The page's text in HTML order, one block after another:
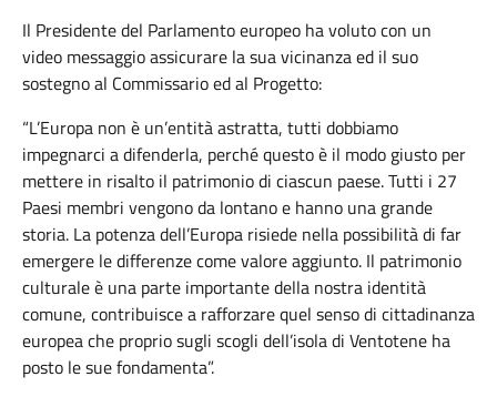
Il Presidente del Parlamento europeo ha voluto con un
video messaggio assicurare la sua vicinanza ed il suo
sostegno al Commissario ed al Progetto:
“L’Europa non è un’entità astratta, tutti dobbiamo
impegnarci a difenderla, perché questo è il modo giusto per
mettere in risalto il patrimonio di ciascun paese. Tutti i 27
Paesi membri vengono da lontano e hanno una grande
storia. La potenza dell’Europa risiede nella possibilità di far
emergere le differenze come valore aggiunto. Il patrimonio
culturale è una parte importante della nostra identità
comune, contribuisce a rafforzare quel senso di cittadinanza
europea che proprio sugli scogli dell’isola di Ventotene ha
posto le sue fondamenta”.